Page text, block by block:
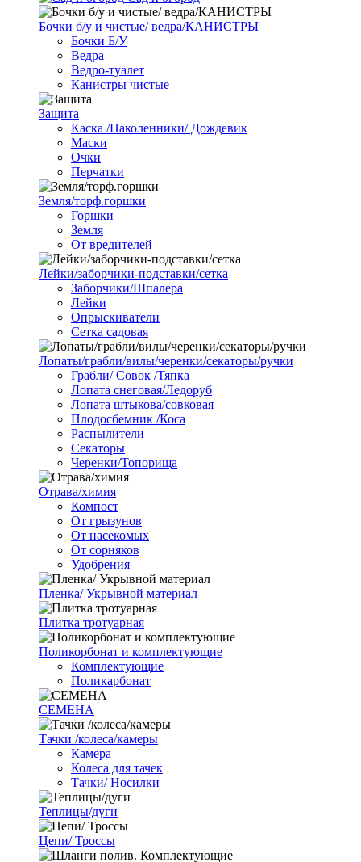
Бочки б/у и чистые/ ведра/КАНИСТРЫ
Бочки Б/У
Ведра
Ведро-туалет
Канистры чистые
Защита
Каска /Наколенники/ Дождевик
Маски
Очки
Перчатки
Земля/торф.горшки
Горшки
Земля
От вредителей
Лейки/заборчики-подставки/сетка
Заборчики/Шпалера
Лейки
Опрыскиватели
Сетка садовая
Лопаты/грабли/вилы/черенки/секаторы/ручки
Грабли/ Совок /Тяпка
Лопата снеговая/Ледоруб
Лопата штыкова/совковая
Плодосбемник /Коса
Распылители
Секаторы
Черенки/Топорища
Отрава/химия
Компост
От грызунов
От насекомых
От сорняков
Удобрения
Пленка/ Укрывной материал
Плитка тротуарная
Поликорбонат и комплектующие
Комплектующие
Поликарбонат
СЕМЕНА
Тачки /колеса/камеры
Камера
Колеса для тачек
Тачки/ Носилки
Теплицы/дуги
Цепи/ Троссы